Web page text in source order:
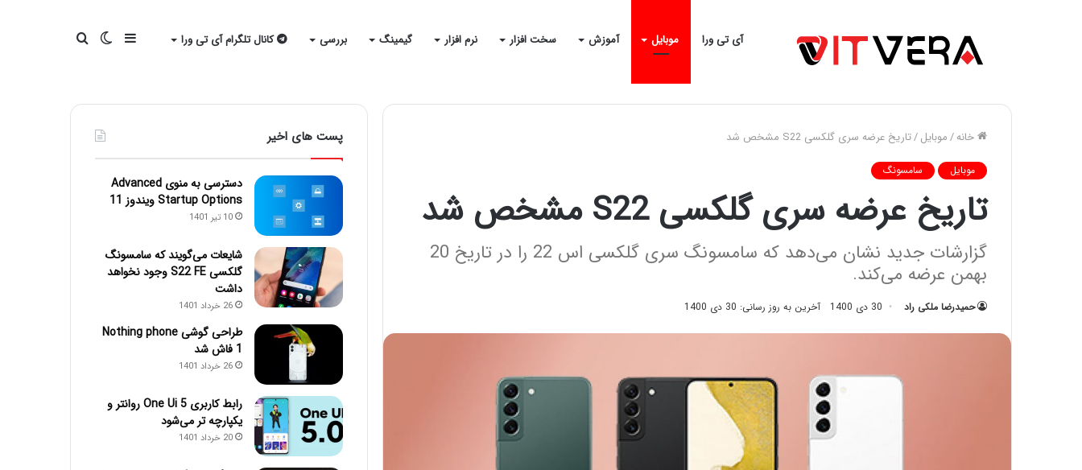
آی تی ورا موبایل آموزش سخت افزار نرم افزار گیمینگ بررسی کانال تلگرام آی تی ورا تغییرسایدبار
خانه/موبایل/تاریخ عرضه سری گلکسی S22 مشخص شد
موبایل سامسونگ
تاریخ عرضه سری گلکسی S22 مشخص شد
گزارشات جدید نشان می‌دهد که سامسونگ سری گلکسی اس 22 را در تاریخ 20
بهمن عرضه می‌کند.
حمیدرضا ملکی راد 30 دی 1400 آخرین به روز رسانی: 30 دی 1400
پست های اخیر
دسترسی به منوی Advanced
Startup Options ویندوز 11
10 تیر 1401
شایعات می‌گویند که سامسونگ
گلکسی S22 FE وجود نخواهد
داشت
26 خرداد 1401
طراحی گوشی Nothing phone
1 فاش شد
26 خرداد 1401
رابط کاربری One Ui 5 روانتر و
یکپارچه تر می‌شود
20 خرداد 1401